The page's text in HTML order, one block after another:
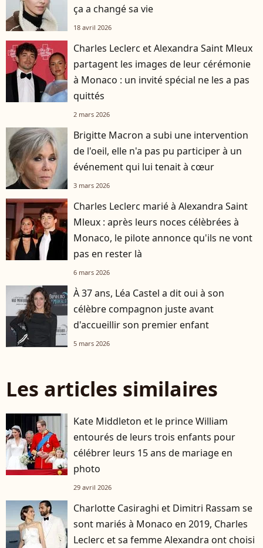
ça a changé sa vie
18 avril 2026
Charles Leclerc et Alexandra Saint Mleux
partagent les images de leur cérémonie
à Monaco : un invité spécial ne les a pas
quittés
2 mars 2026
Brigitte Macron a subi une intervention
de l'oeil, elle n'a pas pu participer à un
événement qui lui tenait à cœur
3 mars 2026
Charles Leclerc marié à Alexandra Saint
Mleux : après leurs noces célèbrées à
Monaco, le pilote annonce qu'ils ne vont
pas en rester là
6 mars 2026
À 37 ans, Léa Castel a dit oui à son
célèbre compagnon juste avant
d'accueillir son premier enfant
5 mars 2026
Les articles similaires
Kate Middleton et le prince William
entourés de leurs trois enfants pour
célébrer leurs 15 ans de mariage en
photo
29 avril 2026
Charlotte Casiraghi et Dimitri Rassam se
sont mariés à Monaco en 2019, Charles
Leclerc et sa femme Alexandra ont choisi